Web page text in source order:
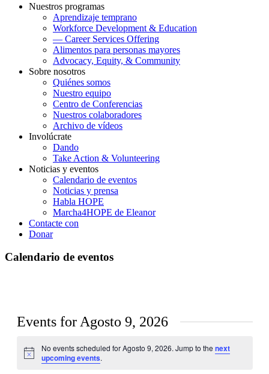
Nuestros programas
Aprendizaje temprano
Workforce Development & Education
— Career Services Offering
Alimentos para personas mayores
Advocacy, Equity, & Community
Sobre nosotros
Quiénes somos
Nuestro equipo
Centro de Conferencias
Nuestros colaboradores
Archivo de vídeos
Involúcrate
Dando
Take Action & Volunteering
Noticias y eventos
Calendario de eventos
Noticias y prensa
Habla HOPE
Marcha4HOPE de Eleanor
Contacte con
Donar
Calendario de eventos
Events for Agosto 9, 2026
Notice
No events scheduled for Agosto 9, 2026. Jump to thenext
upcoming events.